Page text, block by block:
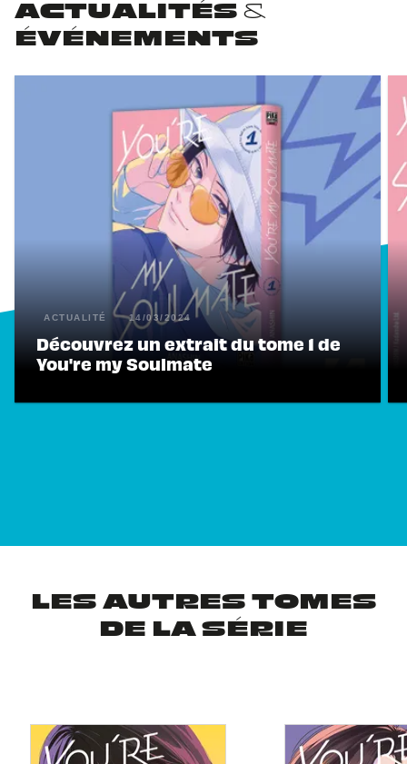
ACTUALITÉS &
ÉVÉNEMENTS
ACTUALITÉ 14/03/2024
Découvrez un extrait du tome 1 de
You're my Soulmate
LES AUTRES TOMES
DE LA SÉRIE